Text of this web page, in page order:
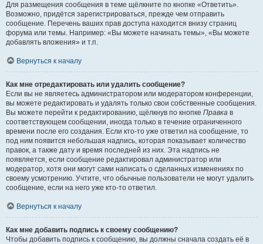
Для размещения сообщения в теме щёлкните по кнопке «Ответить».
Возможно, придётся зарегистрироваться, прежде чем отправить
сообщение. Перечень ваших прав доступа находится внизу страниц
форума или темы. Например: «Вы можете начинать темы», «Вы можете
добавлять вложения» и т.п.
Вернуться к началу
Как мне отредактировать или удалить сообщение?
Если вы не являетесь администратором или модератором конференции,
вы можете редактировать и удалять только свои собственные сообщения.
Вы можете перейти к редактированию, щёлкнув по кнопке Правка в
соответствующем сообщении, иногда только в течение ограниченного
времени после его создания. Если кто-то уже ответил на сообщение, то
под ним появится небольшая надпись, которая показывает количество
правок, а также дату и время последней из них. Эта надпись не
появляется, если сообщение редактировал администратор или
модератор, хотя они могут сами написать о сделанных изменениях по
своему усмотрению. Учтите, что обычные пользователи не могут удалить
сообщение, если на него уже кто-то ответил.
Вернуться к началу
Как мне добавить подпись к своему сообщению?
Чтобы добавить подпись к сообщению, вы должны сначала создать её в